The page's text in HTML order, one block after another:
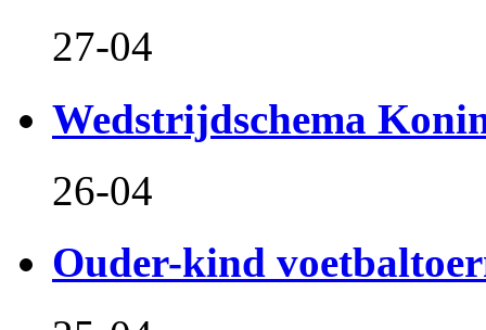
27-04
Wedstrijdschema
26-04
Ouder-kind